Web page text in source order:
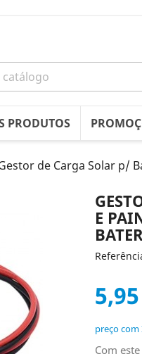
PRODUTOS
de Carga Solar p/
E
preço com
Com